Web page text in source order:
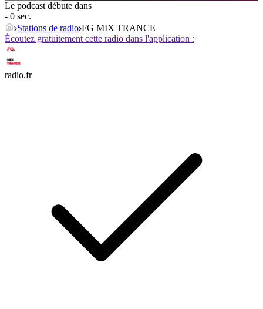
Le podcast débute dans
- 0 sec.
Stations de radio FG MIX TRANCE
Écoutez gratuitement cette radio dans l'application :
radio.fr